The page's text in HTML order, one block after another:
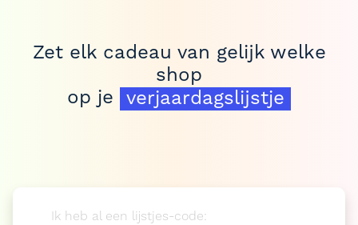
Zet elk cadeau van gelijk welke
shop
op je
verlanglijstje
verjaardagslijstje
Ik heb al een lijstjes-code: